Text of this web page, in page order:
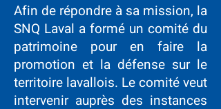
Afin de répondre à sa mission, la
SNQ Laval a formé un comité du
patrimoine pour en faire la
promotion et la défense sur le
territoire lavallois. Le comité veut
intervenir auprès des instances